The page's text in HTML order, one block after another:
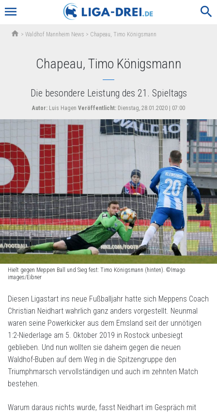
menu search
home >Waldhof Mannheim News > Chapeau, Timo Königsmann
Chapeau, Timo Königsmann
Die besondere Leistung des 21. Spieltags
Autor: Luis Hagen Veröffentlicht: Dienstag, 28.01.2020 | 07:00
Hielt gegen Meppen Ball und Sieg fest: Timo Königsmann (hinten). ©Imago
images/Eibner
Diesen Ligastart ins neue Fußballjahr hatte sich Meppens Coach
Christian Neidhart wahrlich ganz anders vorgestellt. Neunmal
waren seine Powerkicker aus dem Emsland seit der unnötigen
1:2-Niederlage am 5. Oktober 2019 in Rostock unbesiegt
geblieben. Und nun wollten sie daheim gegen die neuen
Waldhof-Buben auf dem Weg in die Spitzengruppe den
Triumphmarsch vervollständigen und auch im zehnten Match
bestehen.
Warum daraus nichts wurde, fasst Neidhart im Gespräch mit